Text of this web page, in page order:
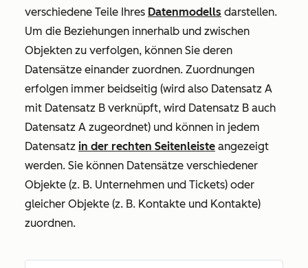
verschiedene Teile Ihres Datenmodells darstellen.
Um die Beziehungen innerhalb und zwischen
Objekten zu verfolgen, können Sie deren
Datensätze einander zuordnen. Zuordnungen
erfolgen immer beidseitig (wird also Datensatz A
mit Datensatz B verknüpft, wird Datensatz B auch
Datensatz A zugeordnet) und können in jedem
Datensatz in der rechten Seitenleiste angezeigt
werden. Sie können Datensätze verschiedener
Objekte (z. B. Unternehmen und Tickets) oder
gleicher Objekte (z. B. Kontakte und Kontakte)
zuordnen.